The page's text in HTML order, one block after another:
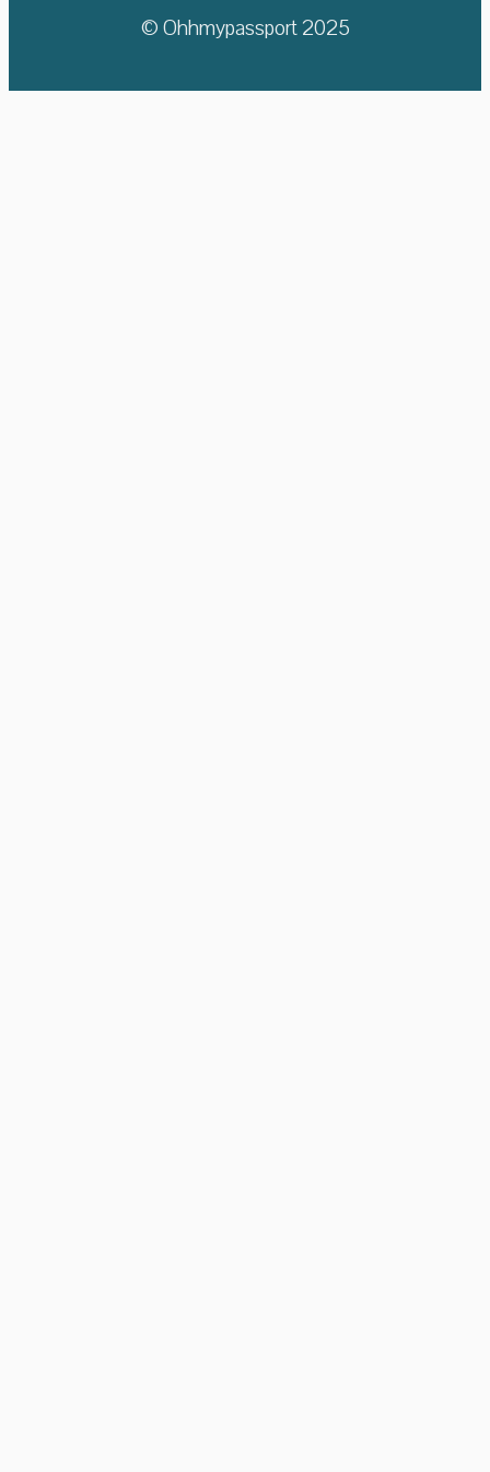
© Ohhmypassport 2025